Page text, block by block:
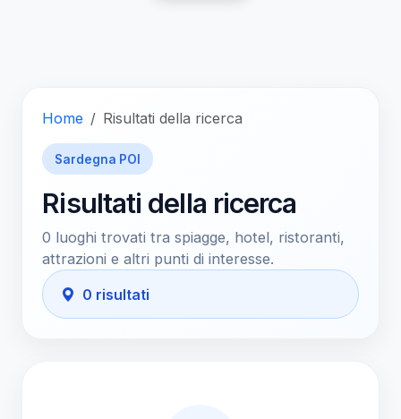
Home Risultati della ricerca
Sardegna POI
Risultati della ricerca
0 luoghi trovati tra spiagge, hotel, ristoranti,
attrazioni e altri punti di interesse.
0 risultati